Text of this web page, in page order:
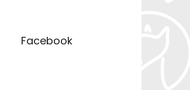
Facebook